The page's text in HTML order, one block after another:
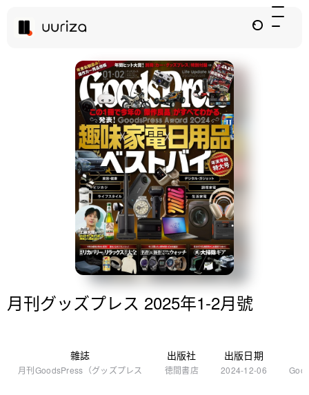
月刊グッズプレス 2025年1-2月號
雜誌
月刊GoodsPress（グッズプレス
出版社
徳間書店
出版日期
2024-12-06